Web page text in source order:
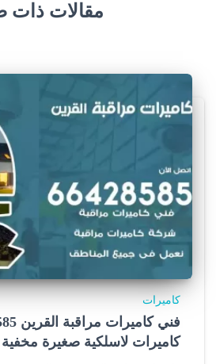
e
r
e
r
s
e
y
s
.
مقالات ذات
كاميرات
كاميرات لاسلكية صغيرة مخفية